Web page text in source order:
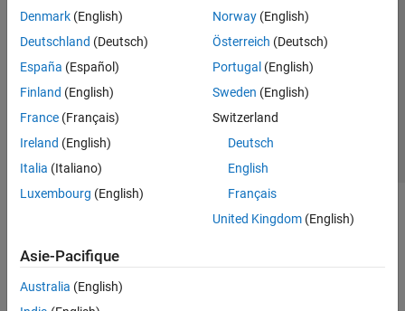
Application Deployment
Verification, Validation, and Test
Teaching and Learning
Applications
AI and Statistics
Image Processing and Computer Vision
RF and Mixed Signal
Wireless Communications
Denmark (English)
Deutschland (Deutsch)
España (Español)
Finland (English)
France (Français)
Ireland (English)
Italia (Italiano)
Luxembourg (English)
Norway(English)
Österreich (Deutsch)
Portugal (English)
Sweden (English)
Switzerland
Deutsch
English
Français
United Kingdom(English)
Asie-Pacifique
Australia (English)
Trust Center Marques déposées
Politique de confidentialité
Lutte anti-piratage
Statut des applications
Contacts locaux
© 1994-2026 The MathWorks, Inc.